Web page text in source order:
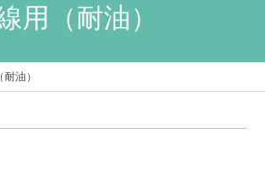
用（耐油）
油）